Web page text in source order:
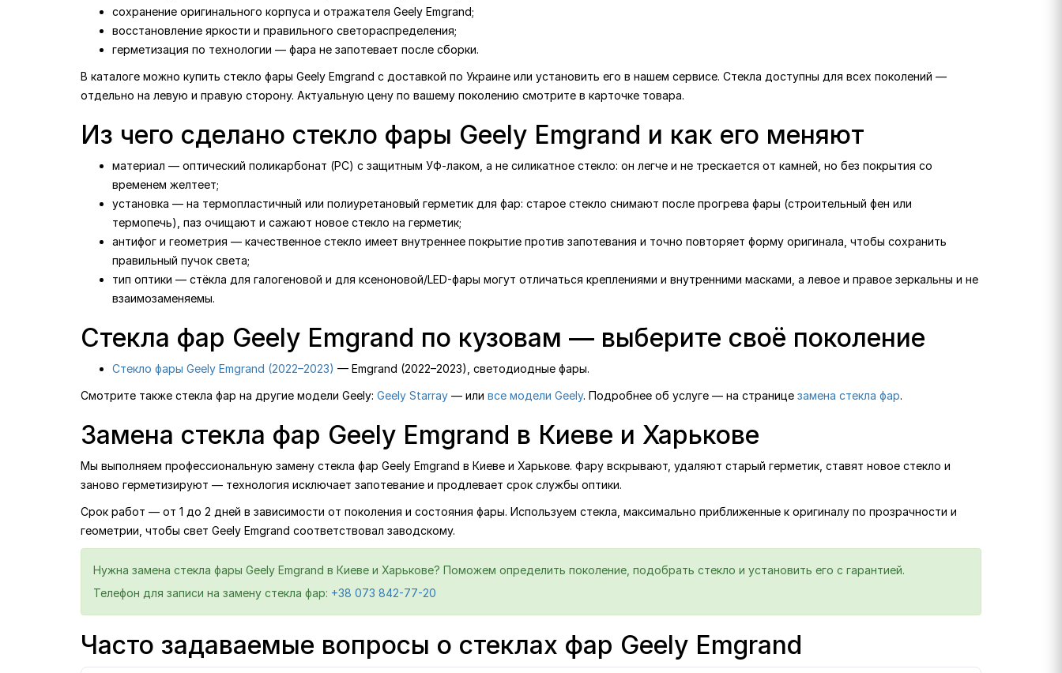
сохранение оригинального корпуса и отражателя Geely Emgrand;
восстановление яркости и правильного светораспределения;
герметизация по технологии — фара не запотевает после сборки.
В каталоге можно купить стекло фары Geely Emgrand с доставкой по Украине или установить его в нашем сервисе. Стекла доступны для всех поколений —
отдельно на левую и правую сторону. Актуальную цену по вашему поколению смотрите в карточке товара.
Из чего сделано стекло фары Geely Emgrand и как его меняют
материал — оптический поликарбонат (PC) с защитным УФ-лаком, а не силикатное стекло: он легче и не трескается от камней, но без покрытия со
временем желтеет;
установка — на термопластичный или полиуретановый герметик для фар: старое стекло снимают после прогрева фары (строительный фен или
термопечь), паз очищают и сажают новое стекло на герметик;
антифог и геометрия — качественное стекло имеет внутреннее покрытие против запотевания и точно повторяет форму оригинала, чтобы сохранить
правильный пучок света;
тип оптики — стёкла для галогеновой и для ксеноновой/LED-фары могут отличаться креплениями и внутренними масками, а левое и правое зеркальны и не
взаимозаменяемы.
Стекла фар Geely Emgrand по кузовам — выберите своё поколение
Стекло фары Geely Emgrand (2022–2023) — Emgrand (2022–2023), светодиодные фары.
Смотрите также стекла фар на другие модели Geely: Geely Starray — или все модели Geely. Подробнее об услуге — на странице замена стекла фар.
Замена стекла фар Geely Emgrand в Киеве и Харькове
Мы выполняем профессиональную замену стекла фар Geely Emgrand в Киеве и Харькове. Фару вскрывают, удаляют старый герметик, ставят новое стекло и
заново герметизируют — технология исключает запотевание и продлевает срок службы оптики.
Срок работ — от 1 до 2 дней в зависимости от поколения и состояния фары. Используем стекла, максимально приближенные к оригиналу по прозрачности и
геометрии, чтобы свет Geely Emgrand соответствовал заводскому.
Нужна замена стекла фары Geely Emgrand в Киеве и Харькове? Поможем определить поколение, подобрать стекло и установить его с гарантией.
Телефон для записи на замену стекла фар: +38 073 842-77-20
Часто задаваемые вопросы о стеклах фар Geely Emgrand